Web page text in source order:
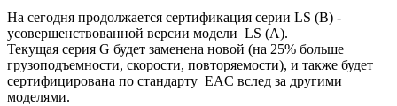
На сегодня продолжается сертификация серии LS (B) -
усовершенствованной версии модели LS (А).
Текущая серия G будет заменена новой (на 25% больше
грузоподъемности, скорости, повторяемости), и также будет
сертифицирована по стандарту EAC вслед за другими
моделями.